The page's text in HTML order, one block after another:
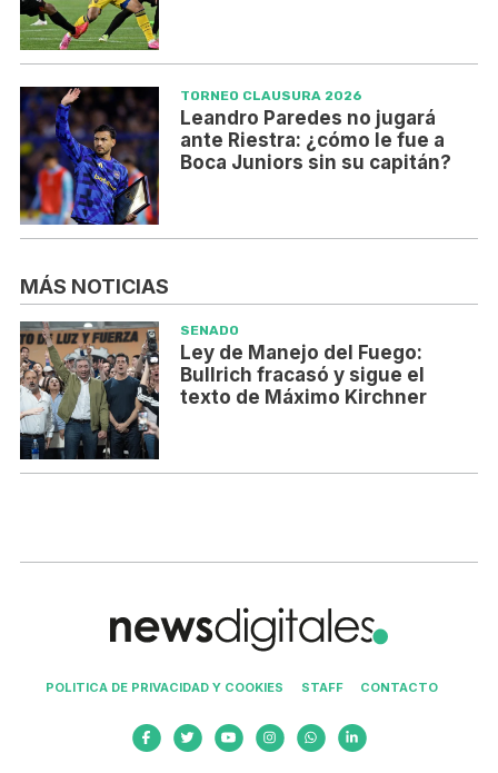
TORNEO CLAUSURA 2026
Leandro Paredes no jugará
ante Riestra: ¿cómo le fue a
Boca Juniors sin su capitán?
MÁS NOTICIAS
SENADO
Ley de Manejo del Fuego:
Bullrich fracasó y sigue el
texto de Máximo Kirchner
POLITICA DE PRIVACIDAD Y COOKIES STAFF CONTACTO